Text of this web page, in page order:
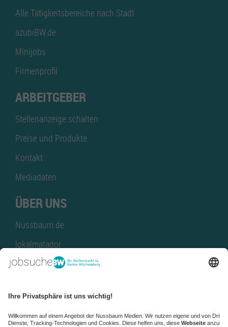
Alle Tätigkeitsbereiche nach Stadt
azubiBW.de
Minijobs
Firmenprofil
ARBEITGEBER
Stellenanzeige schalten
Preise und Produkte
Kontakt
Mediadaten
ÜBER UNS
Nussbaum.de
lokalmatador
kaufinBW
NussbaumID
Nussbaum Medien